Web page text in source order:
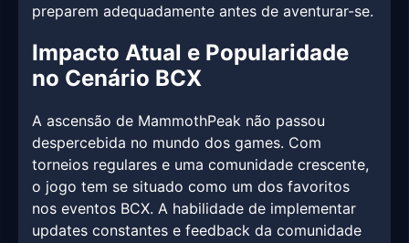
preparem adequadamente antes de aventurar-se.
Impacto Atual e Popularidade
no Cenário BCX
A ascensão de MammothPeak não passou
despercebida no mundo dos games. Com
torneios regulares e uma comunidade crescente,
o jogo tem se situado como um dos favoritos
nos eventos BCX. A habilidade de implementar
updates constantes e feedback da comunidade